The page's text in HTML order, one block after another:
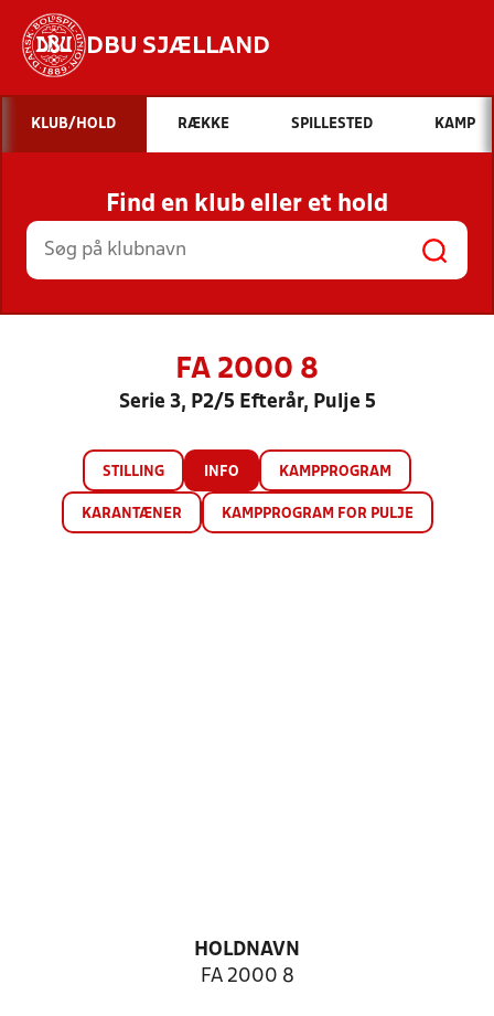
DBU SJÆLLAND
Hvad vil du søge efter?
INDHOLD OG NYHEDER
STILLINGER, RESULTATER, KLUBBER OG
HOLD
KLUB/HOLD RÆKKE SPILLESTED KAMP
Find en klub eller et hold
FA 2000 8
Serie 3, P2/5 Efterår, Pulje 5
STILLING INFO KAMPPROGRAM
KARANTÆNER KAMPPROGRAM FOR PULJE
HOLDNAVN
FA 2000 8